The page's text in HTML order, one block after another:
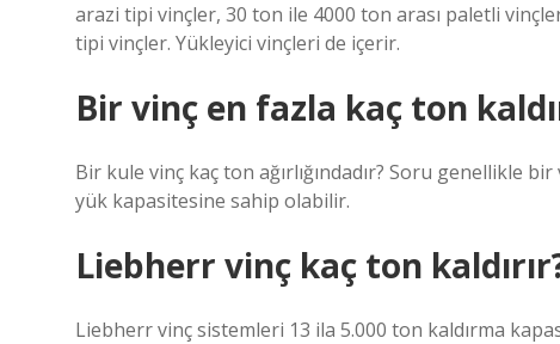
arazi tipi vinçler, 30 ton ile 4000 ton arası paletli
tipi vinçler. Yükleyici vinçleri de içerir.
Bir vinç en fazla kaç ton
Bir kule vinç kaç ton ağırlığındadır? Soru genellikle
yük kapasitesine sahip olabilir.
Liebherr vinç kaç ton
Liebherr vinç sistemleri 13 ila 5.000 ton kaldırma